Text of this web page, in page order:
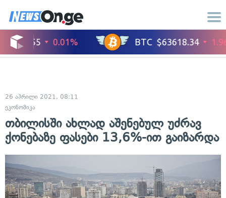
26 აპრილი 2021, 08:11
ეკონომიკა
თბილისში ახლად აშენებულ უძრავ
ქონებაზე ფასები 13,6%-ით გაიზარდა